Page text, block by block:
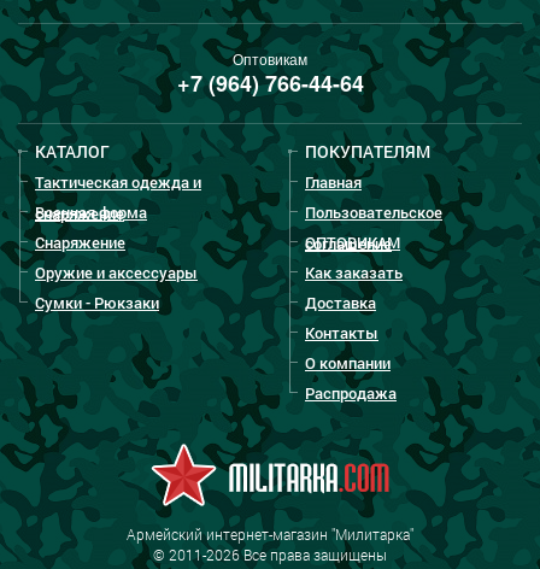
Оптовикам
+7 (964) 766-44-64
КАТАЛОГ
Тактическая одежда и
снаряжение
Военная форма
Снаряжение
Оружие и аксессуары
Сумки - Рюкзаки
ПОКУПАТЕЛЯМ
Главная
Пользовательское
соглашение
ОПТОВИКАМ
Как заказать
Доставка
Контакты
О компании
Распродажа
Армейский интернет-магазин "Милитарка"
© 2011-2026 Все права защищены